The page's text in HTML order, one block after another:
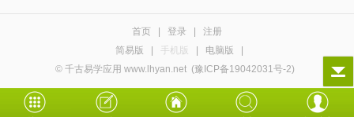
首页 登录
注册
简易版
手机版 电脑版
© 千古易学应用 www.lhyan.net (豫ICP备19042031号-2)